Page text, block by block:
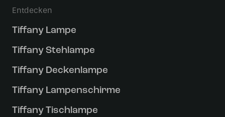
Entdecken
Tiffany Lampe
Tiffany Stehlampe
Tiffany Deckenlampe
Tiffany Lampenschirme
Tiffany Tischlampe